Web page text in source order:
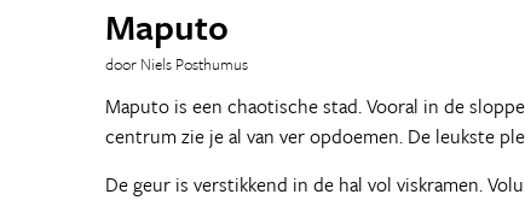
Maputo
door Niels Posthumus
Maputo is een chaotische stad. Vooral in de
centrum zie je al van ver opdoemen. De leukste
De geur is verstikkend in de hal vol viskramen.